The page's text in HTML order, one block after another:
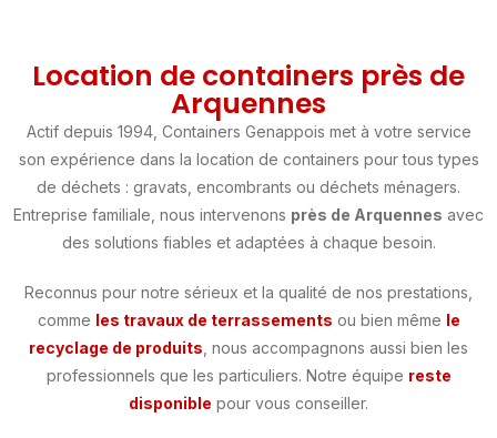
Location de containers près de
Arquennes
Actif depuis 1994, Containers Genappois met à votre service
son expérience dans la location de containers pour tous types
de déchets : gravats, encombrants ou déchets ménagers.
Entreprise familiale, nous intervenons près de Arquennes avec
des solutions fiables et adaptées à chaque besoin.
Reconnus pour notre sérieux et la qualité de nos prestations,
comme les travaux de terrassements ou bien même le
recyclage de produits , nous accompagnons aussi bien les
professionnels que les particuliers. Notre équipe reste
disponible pour vous conseiller.